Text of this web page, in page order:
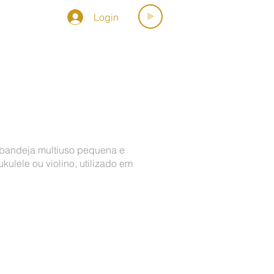
Login
multiuso pequena e
ou violino, utilizado em